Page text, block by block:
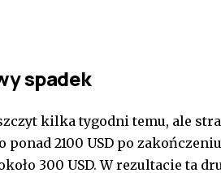
spadek
kilka tygodni temu, ale
ponad 2100 USD po
300 USD. W rezultacie ta